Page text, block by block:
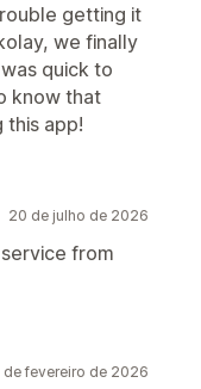
getting it
we finally
quick to
know that
this app!
20 de julho de 2026
from
de fevereiro de 2026